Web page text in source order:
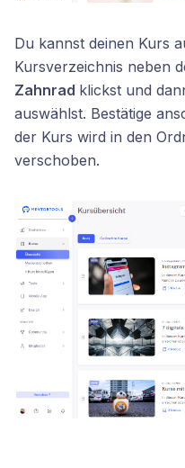
Du kannst deinen Kurs
Kursverzeichnis neben
Zahnrad klickst und
auswählst. Bestätige
der Kurs wird in den
verschoben.